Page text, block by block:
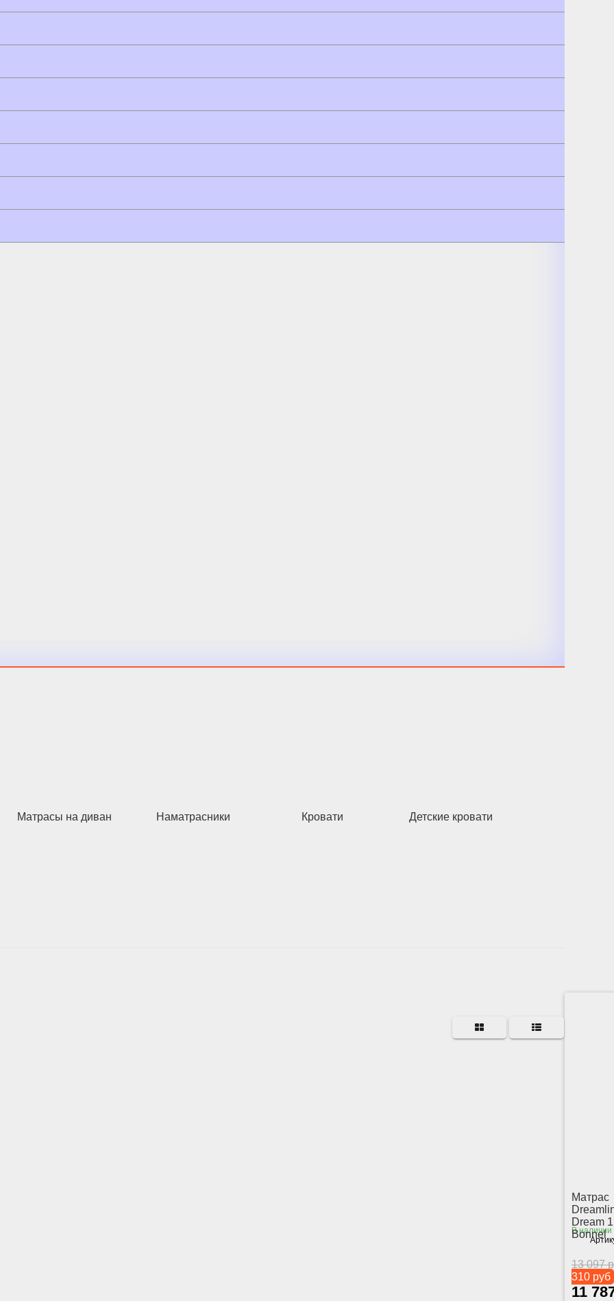
Матрасы на диван Наматрасники Кровати Детские кровати
Матрас
Dream 1
Bonnel
В наличии
13 097
310 руб
11